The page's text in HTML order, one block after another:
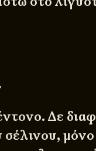
Δε
σέλινου,